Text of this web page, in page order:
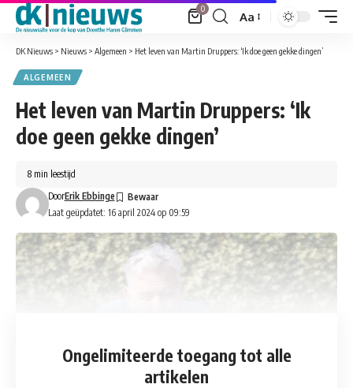
0
Font
Resizer
Aa
DK Nieuws > Nieuws > Algemeen > Het leven van Martin Druppers: ‘Ik doe geen gekke dingen’
ALGEMEEN
Het leven van Martin Druppers: ‘Ik
doe geen gekke dingen’
Laat geüpdatet: 16 april 2024 op 09:59
DoorErik Ebbinge
8 min leestijd
Ongelimiteerde toegangtot alle
artikelen